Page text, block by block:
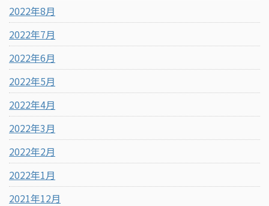
2022年8月
2022年7月
2022年6月
2022年5月
2022年4月
2022年3月
2022年2月
2022年1月
2021年12月